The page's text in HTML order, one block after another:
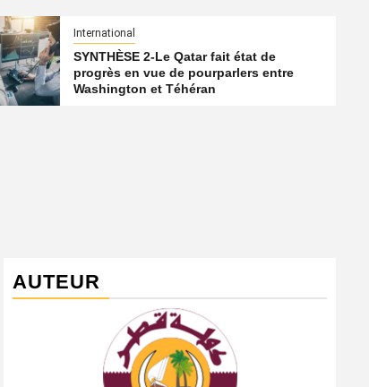
International
SYNTHÈSE 2-Le Qatar fait état de
progrès en vue de pourparlers entre
Washington et Téhéran
AUTEUR